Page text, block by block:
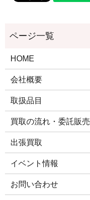
HOME
会社概要
取扱品目
買取の流れ・委託販売
出張買取
イベント情報
お問い合わせ